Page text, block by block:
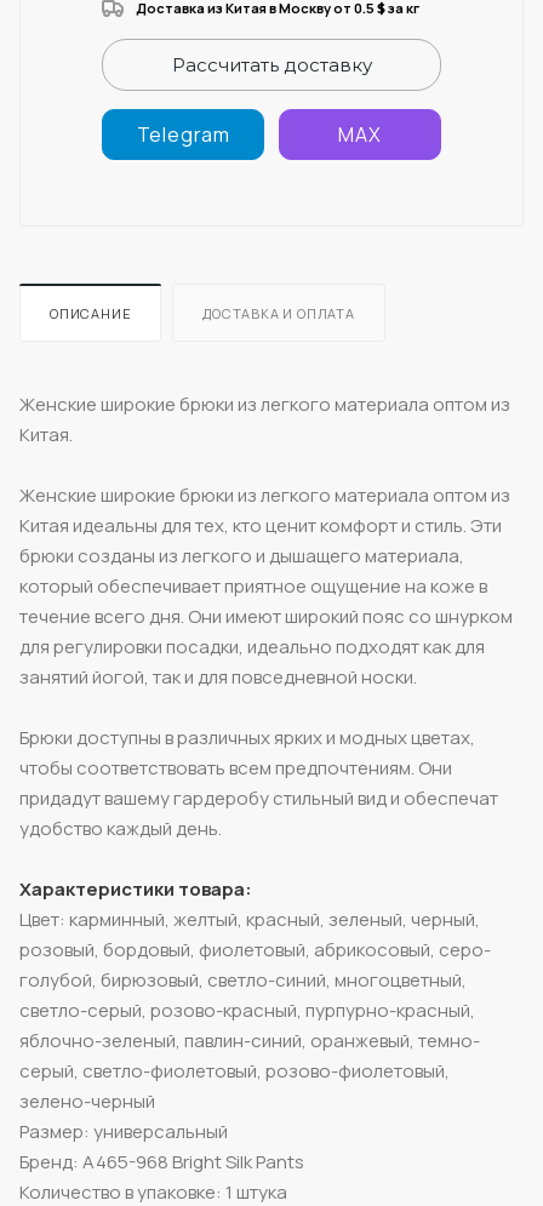
Доставка из Китая в Москву от 0.5 $за кг
Рассчитать доставку
Telegram MAX
ОПИСАНИЕ ДОСТАВКА И ОПЛАТА
Женские широкие брюки из легкого материала оптом из
Китая.
Женские широкие брюки из легкого материала оптом из
Китая идеальны для тех, кто ценит комфорт и стиль. Эти
брюки созданы из легкого и дышащего материала,
который обеспечивает приятное ощущение на коже в
течение всего дня. Они имеют широкий пояс со шнурком
для регулировки посадки, идеально подходят как для
занятий йогой, так и для повседневной носки.
Брюки доступны в различных ярких и модных цветах,
чтобы соответствовать всем предпочтениям. Они
придадут вашему гардеробу стильный вид и обеспечат
удобство каждый день.
Характеристики товара:
Цвет: карминный, желтый, красный, зеленый, черный,
розовый, бордовый, фиолетовый, абрикосовый, серо-
голубой, бирюзовый, светло-синий, многоцветный,
светло-серый, розово-красный, пурпурно-красный,
яблочно-зеленый, павлин-синий, оранжевый, темно-
серый, светло-фиолетовый, розово-фиолетовый,
зелено-черный
Размер: универсальный
Бренд: A465-968 Bright Silk Pants
Количество в упаковке: 1 штука